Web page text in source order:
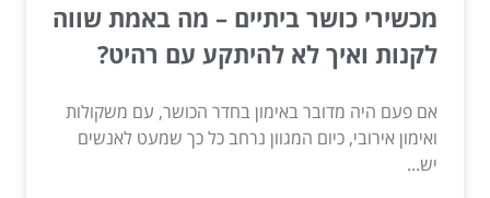
מכשירי כושר ביתיים – מה באמת שווה
לקנות ואיך לא להיתקע עם רהיט?
אם פעם היה מדובר באימון בחדר הכושר, עם משקולות
ואימון אירובי, כיום המגוון נרחב כל כך שמעט לאנשים
יש...